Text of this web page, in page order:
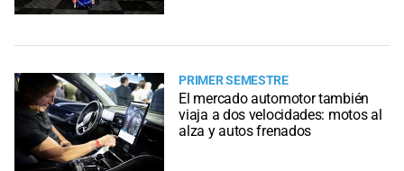
PRIMER SEMESTRE
El mercado automotor también
viaja a dos velocidades: motos al
alza y autos frenados